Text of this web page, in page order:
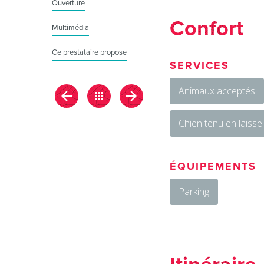
Ouverture
Multimédia
Ce prestataire propose
Confort
SERVICES
Animaux acceptés
Chien tenu en
ÉQUIPEMENTS
Parking